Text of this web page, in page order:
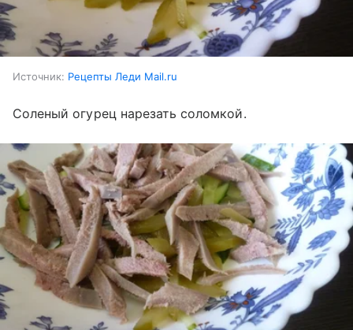
Источник: Рецепты Леди Mail.ru
Соленый огурец нарезать соломкой.